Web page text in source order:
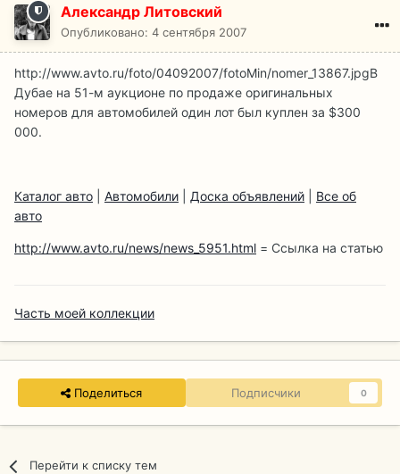
Александр Литовский
Опубликовано: 4 сентября 2007
http://www.avto.ru/foto/04092007/fotoMin/nomer_13867.jpgВ
Дубае на 51-м аукционе по продаже оригинальных
номеров для автомобилей один лот был куплен за $300
000.
Каталог авто Автомобили Доска объявлений
Все об
авто
http://www.avto.ru/news/news_5951.html = Ссылка на статью
Часть моей коллекции
Поделиться Подписчики 0
Перейти к списку тем